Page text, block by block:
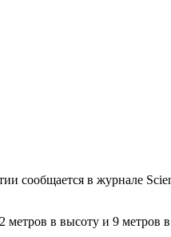
сообщается в журнале
в высоту и 9 метров